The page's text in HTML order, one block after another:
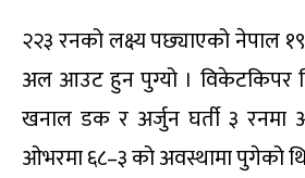
२२३ रनको लक्ष्य पछ्याएको नेपाल
अल आउट हुन पुग्यो । विकेटकिपर
खनाल डक र अर्जुन घर्ती ३ रनमा
ओभरमा ६८–३ को अवस्थामा पुगेको